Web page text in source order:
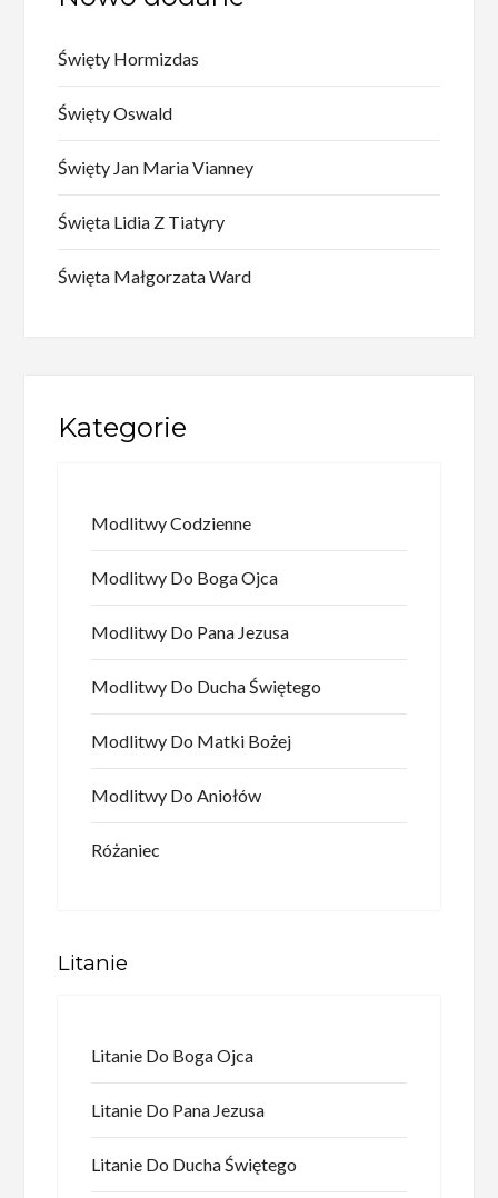
Święty Hormizdas
Święty Oswald
Święty Jan Maria Vianney
Święta Lidia Z Tiatyry
Święta Małgorzata Ward
Kategorie
Modlitwy Codzienne
Modlitwy Do Boga Ojca
Modlitwy Do Pana Jezusa
Modlitwy Do Ducha Świętego
Modlitwy Do Matki Bożej
Modlitwy Do Aniołów
Różaniec
Litanie
Litanie Do Boga Ojca
Litanie Do Pana Jezusa
Litanie Do Ducha Świętego